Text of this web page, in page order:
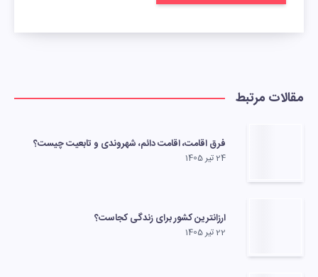
مقالات مرتبط
فرق اقامت، اقامت دائم، شهروندی و تابعیت چیست؟
24 تیر 1405
ارزانترین کشور برای زندگی کجاست؟
22 تیر 1405